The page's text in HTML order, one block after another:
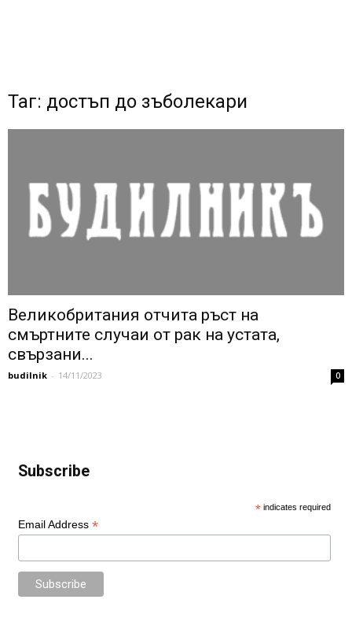
Таг: достъп до зъболекари
Великобритания отчита ръст на
смъртните случаи от рак на устата,
свързани...
budilnik - 14/11/2023 0
Subscribe
* indicates required
Email Address *